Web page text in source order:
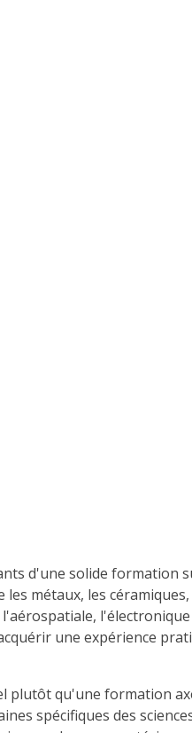
d'une solide
métaux, les
une expérience
qu'une formation
spécifiques des